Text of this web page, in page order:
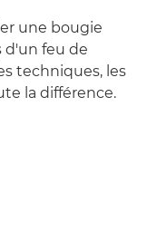
une bougie
d'un feu de
techniques, les
la différence.